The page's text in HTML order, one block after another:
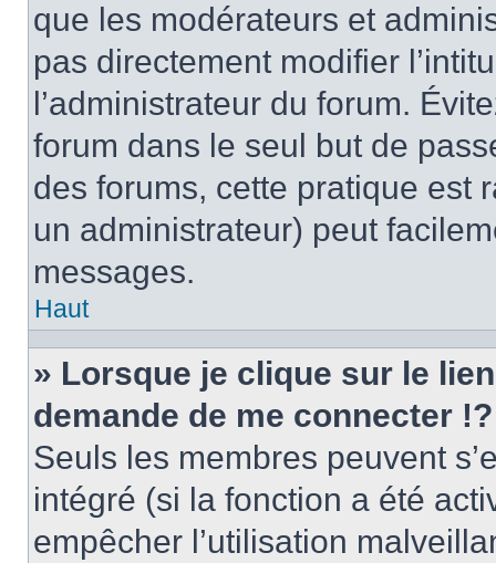
que les modérateurs et
pas directement modifier
l’administrateur du forum.
forum dans le seul but de
des forums, cette pratique est
un administrateur) peut
messages.
Haut
» Lorsque je clique sur le
demande de me connecter !?
Seuls les membres peuvent
intégré (si la fonction a été
empêcher l’utilisation